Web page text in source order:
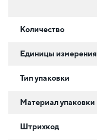
Количество
Единицы измерения
Тип упаковки
Материал упаковки
Штрихкод